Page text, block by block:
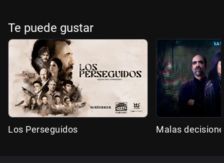
Te puede gustar
Los Perseguidos Malas